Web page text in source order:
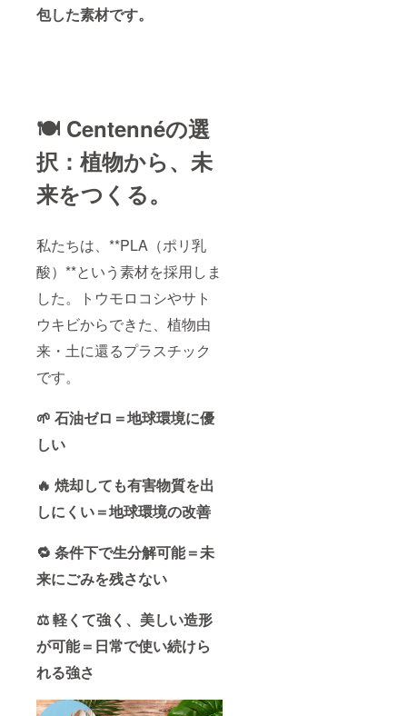
包した素材です。
🍽 Centennéの選
択：植物から、未
来をつくる。
私たちは、**PLA（ポリ乳
酸）**という素材を採用しま
した。トウモロコシやサト
ウキビからできた、植物由
来・土に還るプラスチック
です。
🌱 石油ゼロ＝地球環境に優
しい
🔥 焼却しても有害物質を出
しにくい＝地球環境の改善
🔁 条件下で生分解可能＝未
来にごみを残さない
⚖️ 軽くて強く、美しい造形
が可能＝日常で使い続けら
れる強さ